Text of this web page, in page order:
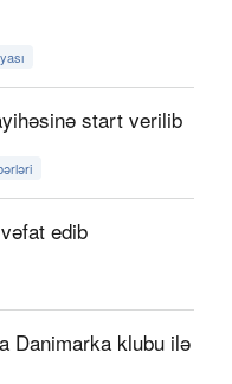
start verilib
edib
Danimarka klubu ilə